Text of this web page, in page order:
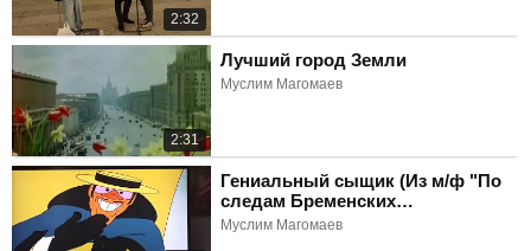
2:32
2:31
Лучший город Земли
Муслим Магомаев
Гениальный сыщик (Из м/ф "По
следам Бременских
музыкантов")
Муслим Магомаев